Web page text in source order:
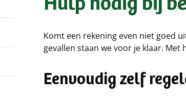
Hulp nodig bij
Komt een rekening even niet goed
gevallen staan we voor je klaar.
Eenvoudig zelf